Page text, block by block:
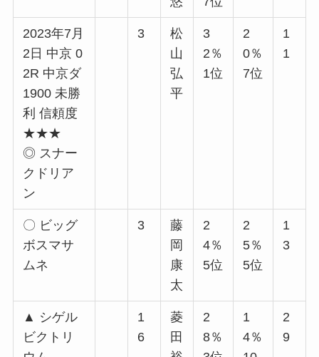
2023年7月
2日 中京 0
2R 中京ダ
1900 未勝
利 信頼度
★★★
◎ スナー
クドリア
ン
3
松
山
弘
平
3
2％
1位
2
0％
7位
1
1
〇 ビッグ
ボスマサ
ムネ
3
藤
岡
康
太
2
4％
5位
2
5％
5位
1
3
▲ シゲル
ビクトリ
1
6
菱
田
2
8％
1
4％
2
9